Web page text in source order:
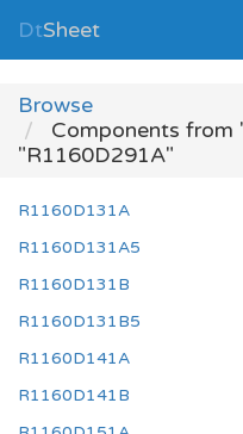
DtSheet
Browse
Components
"R1160D291A"
R1160D131A
R1160D131A5
R1160D131B
R1160D131B5
R1160D141A
R1160D141B